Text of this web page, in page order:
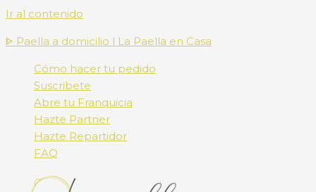
Ir al contenido
ᐈ Paella a domicilio l La Paella en Casa
Cómo hacer tu pedido
Suscribete
Abre tu Franquicia
Hazte Partner
Hazte Repartidor
FAQ